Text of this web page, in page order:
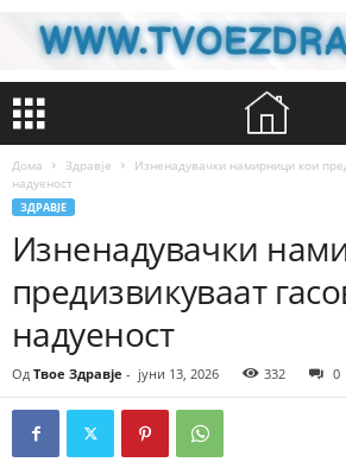
Дома Здравје
Изненадувачки намирници кои
надуеност
ЗДРАВЈЕ
Изненадувачки
предизвикуваат
надуеност
Од Твое Здравје - јуни 13, 2026 332 0